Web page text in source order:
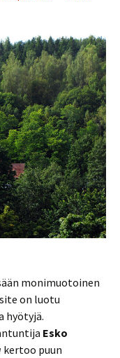
monimuotoinen
on luotu
hyötyjä.
Esko
kertoo puun